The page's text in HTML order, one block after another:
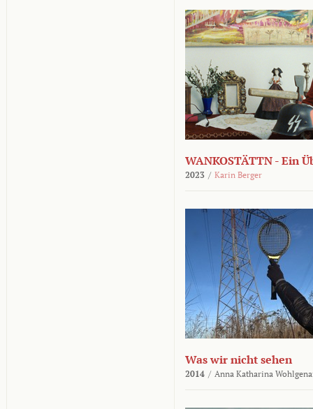
WANKOSTÄTTN - Ein
2023 / Karin Berger
Was wir nicht sehen
2014 / Anna Katharina